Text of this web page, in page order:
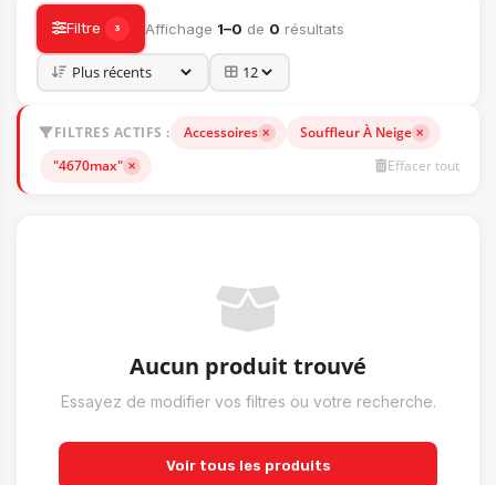
Filtre 3 Affichage 1–0 de 0 résultats
FILTRES ACTIFS : Accessoires
Souffleur À Neige
"4670max"
Effacer tout
Aucun produit trouvé
Essayez de modifier vos filtres ou votre recherche.
Voir tous les produits